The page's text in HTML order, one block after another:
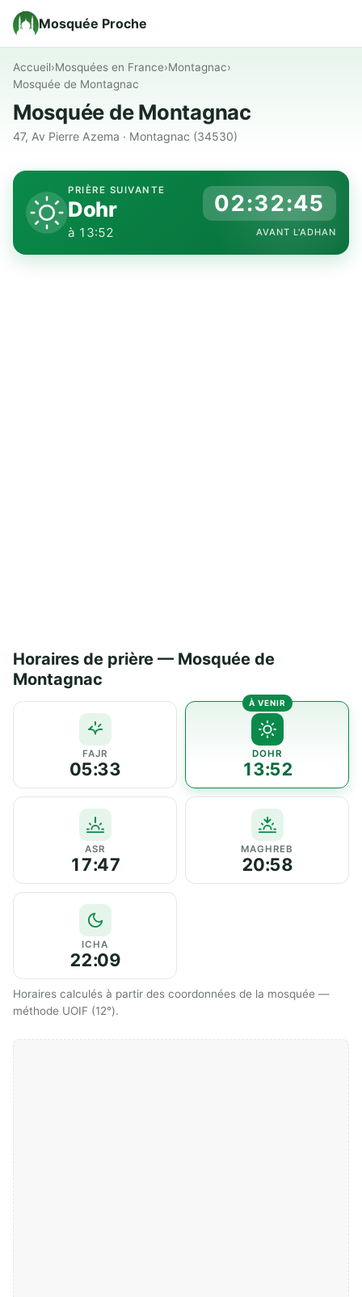
Mosquée Proche
Accueil›Mosquées en France›Montagnac›
Mosquée de Montagnac
Mosquée de Montagnac
47, Av Pierre Azema · Montagnac (34530)
PRIÈRE SUIVANTE
Dohr
à 13:52
02:32:45
AVANT L'ADHAN
Horaires de prière — Mosquée de
Montagnac
FAJR
05:33
DOHR
13:52
ASR
17:47
MAGHREB
20:58
ICHA
22:09
Horaires calculés à partir des coordonnées de la mosquée —
méthode UOIF (12°).